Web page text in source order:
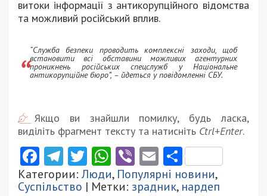
витоки інформації з антикорупційного відомства
та можливий російський вплив.
“Служба безпеки проводить комплексні заходи, щоб
встановити всі обставини можливих агентурних
проникнень російських спецслужб у Національне
антикорупційне бюро”, – йдеться у повідомленні СБУ.
Якщо ви знайшли помилку, будь ласка,
виділіть фрагмент тексту та натисніть Ctrl+Enter.
Facebook
Telegram
Twitter
WhatsApp
ViberEmail
Категории:Люди, Популярні новини,
Суспільство | Метки: зрадник, нардеп